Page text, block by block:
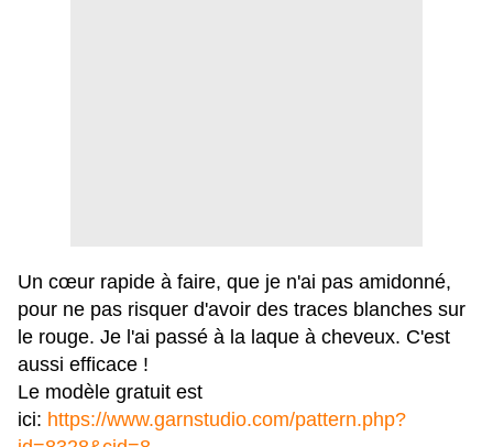
Un cœur rapide à faire, que je n'ai pas amidonné,
pour ne pas risquer d'avoir des traces blanches sur
le rouge. Je l'ai passé à la laque à cheveux. C'est
aussi efficace !
Le modèle gratuit est
ici: https://www.garnstudio.com/pattern.php?